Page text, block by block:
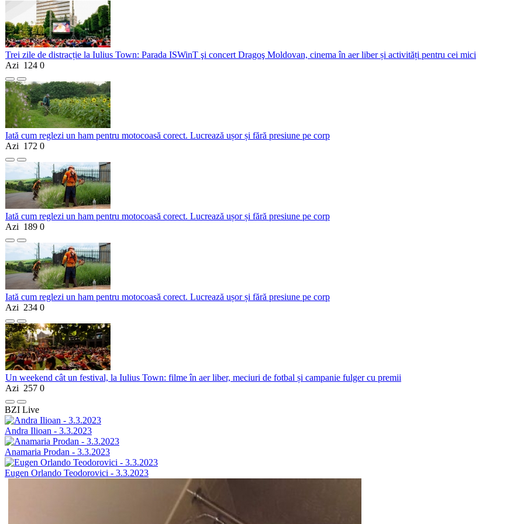
Trei zile de distracție la Iulius Town: Parada ISWinT şi concert Dragoş Moldovan, cinema în aer liber și activități pentru cei mici
Azi 124 0
Iată cum reglezi un ham pentru motocoasă corect. Lucrează ușor și fără presiune pe corp
Azi 172 0
Iată cum reglezi un ham pentru motocoasă corect. Lucrează ușor și fără presiune pe corp
Azi 189 0
Iată cum reglezi un ham pentru motocoasă corect. Lucrează ușor și fără presiune pe corp
Azi 234 0
Un weekend cât un festival, la Iulius Town: filme în aer liber, meciuri de fotbal și campanie fulger cu premii
Azi 257 0
BZI Live
Andra Ilioan - 3.3.2023
Anamaria Prodan - 3.3.2023
Eugen Orlando Teodorovici - 3.3.2023